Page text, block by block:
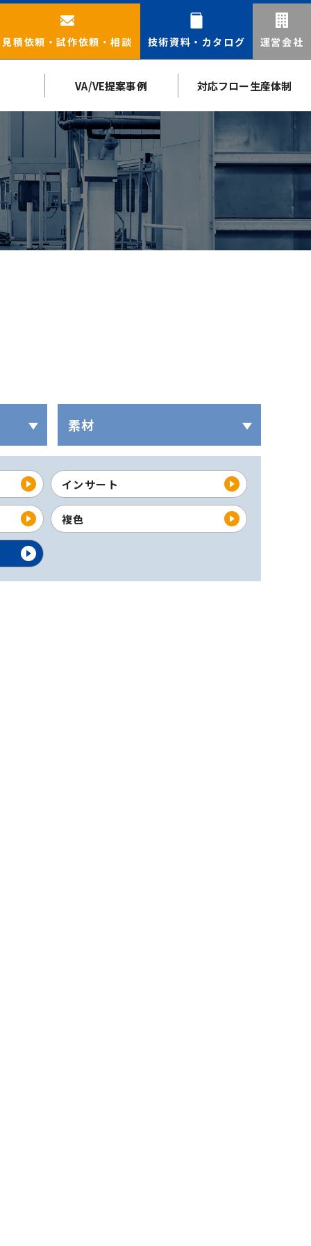
見積依頼・試作依頼・相談 技術資料・ カタログ 運営会社
VA/VE提案事例 対応フロー生産体制
素材
インサート
複色